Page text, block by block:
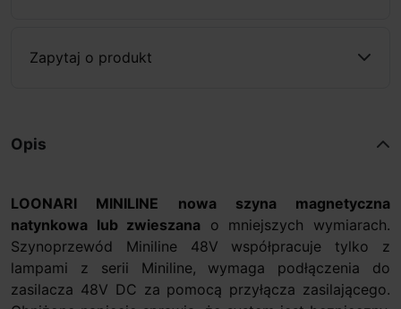
Zapytaj o produkt
Opis
LOONARI MINILINE nowa szyna magnetyczna
natynkowa lub zwieszana o mniejszych wymiarach.
Szynoprzewód Miniline 48V współpracuje tylko z
lampami z serii Miniline, wymaga podłączenia do
zasilacza 48V DC za pomocą przyłącza zasilającego.